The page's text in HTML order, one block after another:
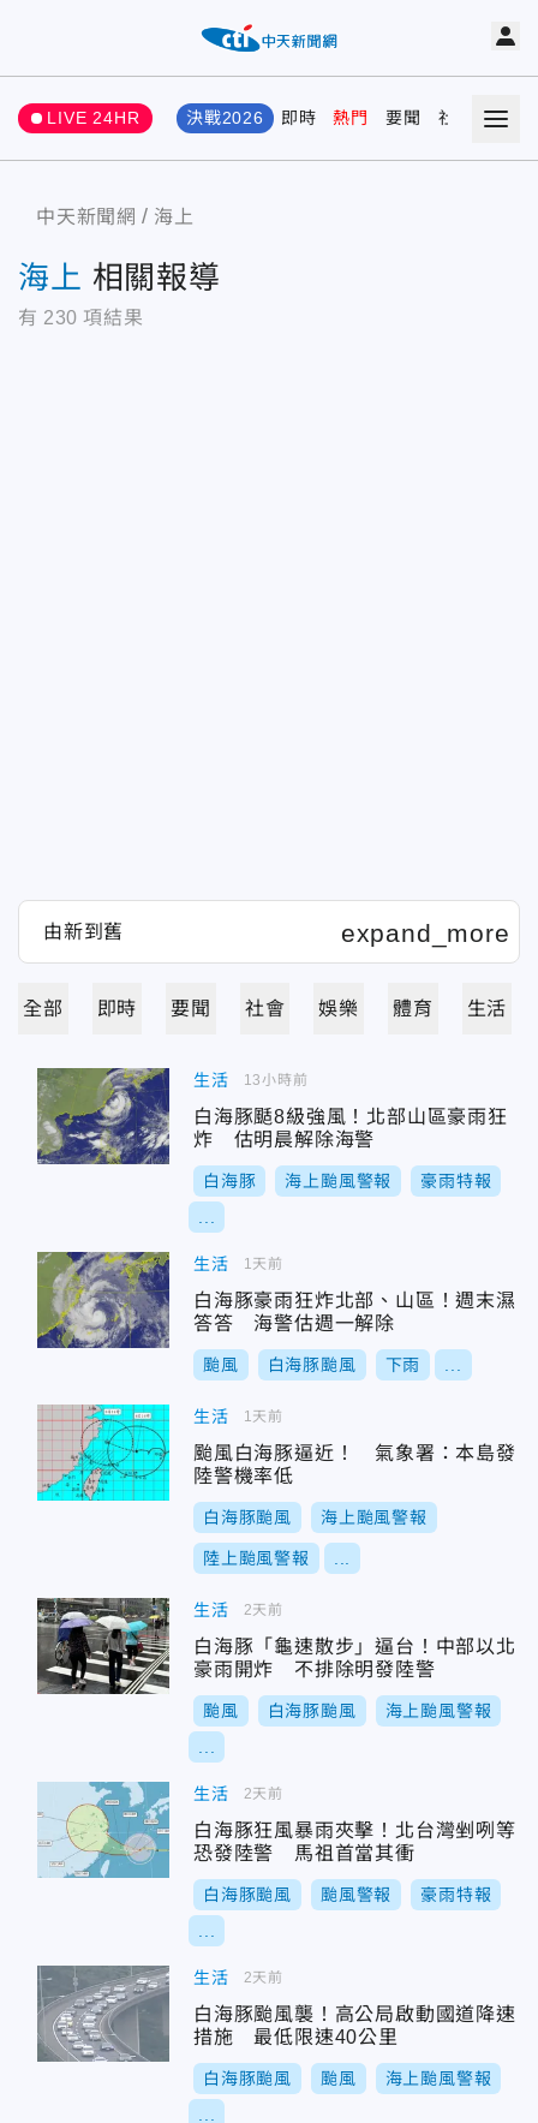
LIVE 24HR 決戰2026 即時 熱門 要聞 社會 娛樂
中天新聞網 海上
海上 相關報導
有 230 項結果
全部 即時 要聞 社會 娛樂 體育 生活
生活
白海豚颳8級強風！北部山區豪雨狂
炸 估明晨解除海警
白海豚 海上颱風警報 豪雨特報
13小時前
生活
白海豚豪雨狂炸北部、山區！週末濕
答答 海警估週一解除
颱風 白海豚颱風 下雨
1天前
生活
颱風白海豚逼近！ 氣象署：本島發
陸警機率低
白海豚颱風 海上颱風警報
陸上颱風警報
1天前
生活
白海豚「龜速散步」逼台！中部以北
豪雨開炸 不排除明發陸警
颱風 白海豚颱風 海上颱風警報
2天前
生活
白海豚狂風暴雨夾擊！北台灣剉咧等
恐發陸警 馬祖首當其衝
白海豚颱風 颱風警報 豪雨特報
2天前
生活
白海豚颱風襲！高公局啟動國道降速
措施 最低限速40公里
白海豚颱風 颱風 海上颱風警報
2天前